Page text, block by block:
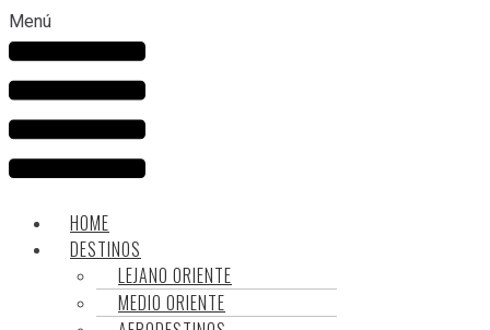
Menú
HOME
DESTINOS
LEJANO ORIENTE
MEDIO ORIENTE